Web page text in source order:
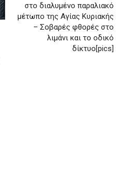
στο διαλυμένο παραλιακό
μέτωπο της Αγίας Κυριακής
– Σοβαρές φθορές στο
λιμάνι και το οδικό
δίκτυο[pics]